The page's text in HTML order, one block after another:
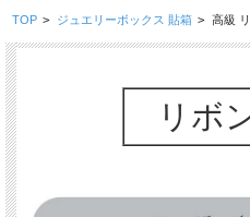
TOP > ジュエリーボックス 貼箱 > 高級
リボ